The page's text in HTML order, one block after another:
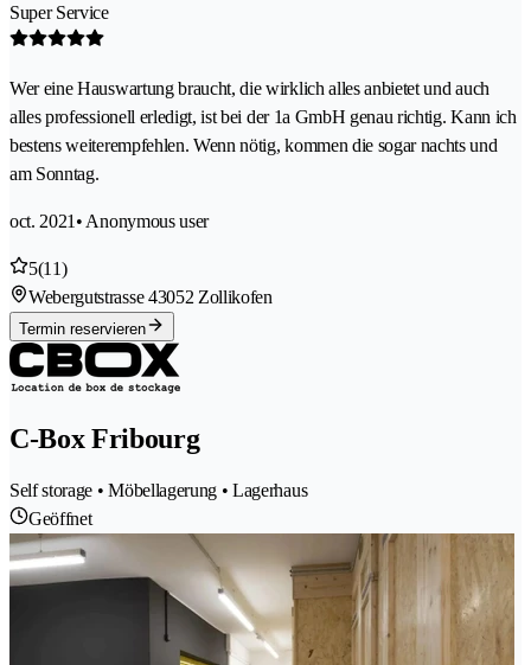
Super Service
Wer eine Hauswartung braucht, die wirklich alles anbietet und auch
alles professionell erledigt, ist bei der 1a GmbH genau richtig. Kann ich
bestens weiterempfehlen. Wenn nötig, kommen die sogar nachts und
am Sonntag.
oct. 2021 • Anonymous user
5(11)
Webergutstrasse 43052 Zollikofen
Termin reservieren
C-Box Fribourg
Self storage • Möbellagerung • Lagerhaus
Geöffnet